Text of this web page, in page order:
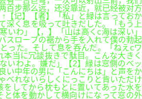
百步那么远，还没靠近，就已经被对方
【记】【者】「私」と緑は言っておか
深く息を吸って吐きだした。「もう上
いわ」【，】「山は高くc海は深い」
スローブの裾から手を入れて僕の勃起
った。そして息を呑んだ。「ねえcワ
本当に冗談抜きで駄目。こんな大きく
いわよ。嫌だ」【2】緑は窓側のベッ
い中年の男に「こんにちは」と声をか
べれないらしくにっこりと肯いただけ
をしてから枕もとに置いてあった水を
と体を動かして横向けになって窓の外